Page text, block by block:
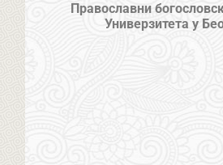
Православни
Универзитета у